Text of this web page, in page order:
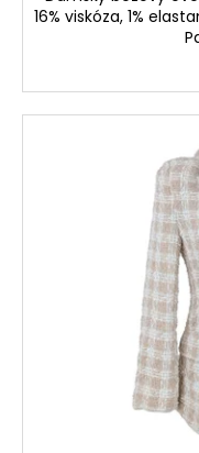
16% viskóza, 1%